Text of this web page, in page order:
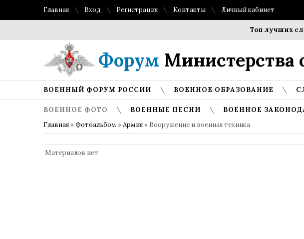
Главная Вход Регистрация Контакты Личный кабинет
Топ лучших
Форум Министерства
ВОЕННЫЙ ФОРУМ РОССИИ ВОЕННОЕ ОБРАЗОВАНИЕ
ВОЕННОЕ ФОТО ВОЕННЫЕ ПЕСНИ ВОЕННОЕ
Главная »Фотоальбом »Армия » Вооружение и военная техника
Материалов нет